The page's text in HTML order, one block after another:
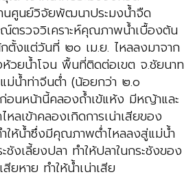
ศูนย์วิจัยพัฒนาประมงน้ำจืด
รวจวิเคราะห์คุณภาพน้ำเบื้องต้น
งแต่วันที่ ๒๐ เม.ย. ไหลลงมาจาก
ห้วยน้ำโจน พื้นที่ติดต่อเขต จ.ชัยนาท
ม่น้ำท่าจีนต่ำ (น้อยกว่า ๒.๐
นหน้านี้คลองถ้ำเข้แห้ง มีหญ้าและ
ลเข้าคลองเกิดการเน่าเสียของ
ให้น้ำซึ่งมีคุณภาพต่ำไหลลงสู่แม่น้ำ
งเลี้ยงปลา ทำให้ปลาในกระชังของ
ยหาย ทำให้น้ำเน่าเสีย